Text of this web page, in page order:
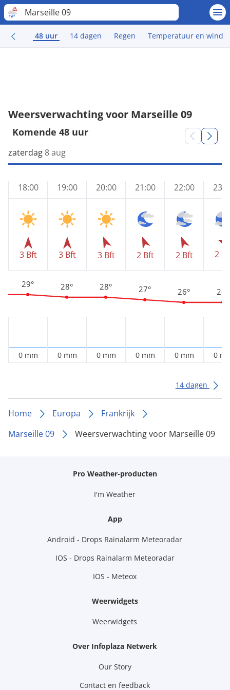
Marseille 09
48 uur 14 dagen Regen Temperatuur en wind
Weersverwachting voor Marseille 09
Komende 48 uur
zaterdag 8 aug
18:00
3 Bft
29°
0 mm
19:00
3 Bft
28°
0 mm
20:00
3 Bft
28°
0 mm
21:00
2 Bft
27°
0 mm
22:00
2 Bft
26°
0 mm
2
26°
0
14 dagen
Home Europa
Frankrijk
Marseille 09
Weersverwachting voor Marseille 09
Pro Weather-producten
I'm Weather
App
Android - Drops Rainalarm Meteoradar
IOS - Drops Rainalarm Meteoradar
IOS - Meteox
Weerwidgets
Weerwidgets
Over Infoplaza Netwerk
Our Story
Contact en feedback